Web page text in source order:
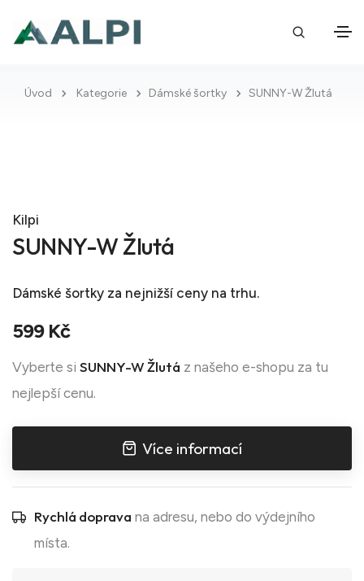
Úvod Kategorie Dámské šortky SUNNY-W Žlutá
Kilpi
SUNNY-W Žlutá
Dámské šortky za nejnižší ceny na trhu.
599 Kč
Vyberte si SUNNY-W Žlutá z našeho e-shopu za tu
nejlepší cenu.
Více informací
Rychlá doprava na adresu, nebo do výdejního
místa.